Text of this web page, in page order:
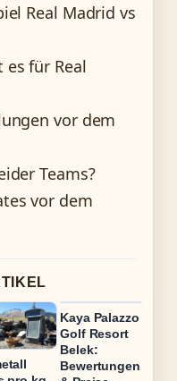
Real Madrid vs
für Real
vor dem
Teams?
vor dem
Kaya Palazzo
Golf Resort
Belek:
Bewertungen